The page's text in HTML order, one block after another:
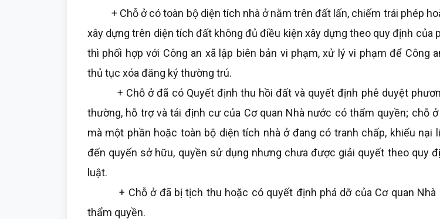
+ Chỗ ở có toàn bộ diện tích nhà ở nằm trên đất lấn, chiếm trái phép
xây dựng trên diện tích đất không đủ điều kiện xây dựng theo quy định của
thì phối hợp với Công an xã lập biên bản vi phạm, xử lý vi phạm để Công
thủ tục xóa đăng ký thường trú.
+ Chỗ ở đã có Quyết định thu hồi đất và quyết định phê duyệt
thường, hỗ trợ và tái định cư của Cơ quan Nhà nước có thẩm quyền; chỗ ở
mà một phần hoặc toàn bộ diện tích nhà ở đang có tranh chấp, khiếu nại
đến quyến sở hữu, quyền sử dụng nhưng chưa được giải quyết theo quy
luật.
+ Chỗ ở đã bị tịch thu hoặc có quyết định phá dỡ của Cơ quan Nhà
thẩm quyền.